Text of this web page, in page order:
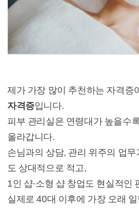
제가 가장 많이 추천하는 자격증
자격증입니다.
피부 관리실은 연령대가 높을수
올라갑니다.
손님과의 상담, 관리 위주의 업무
도 상대적으로 적고,
1인 샵·소형 샵 창업도 현실적인
실제로 40대 이후에 가장 오래 일